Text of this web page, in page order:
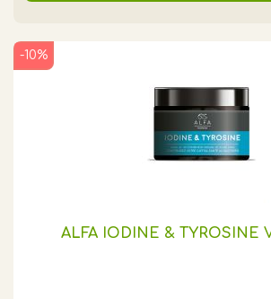
ALFA IODINE & TYROSINE
-10%